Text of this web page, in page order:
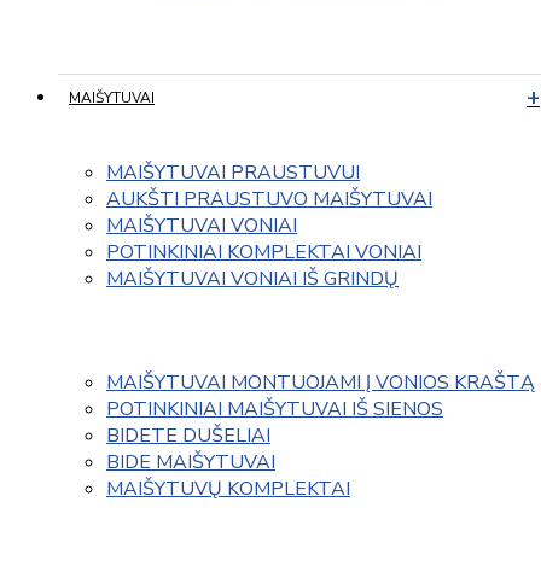
MAIŠYTUVAI
MAIŠYTUVAI PRAUSTUVUI
AUKŠTI PRAUSTUVO MAIŠYTUVAI
MAIŠYTUVAI VONIAI
POTINKINIAI KOMPLEKTAI VONIAI
MAIŠYTUVAI VONIAI IŠ GRINDŲ
MAIŠYTUVAI MONTUOJAMI Į VONIOS KRAŠTĄ
POTINKINIAI MAIŠYTUVAI IŠ SIENOS
BIDETE DUŠELIAI
BIDE MAIŠYTUVAI
MAIŠYTUVŲ KOMPLEKTAI